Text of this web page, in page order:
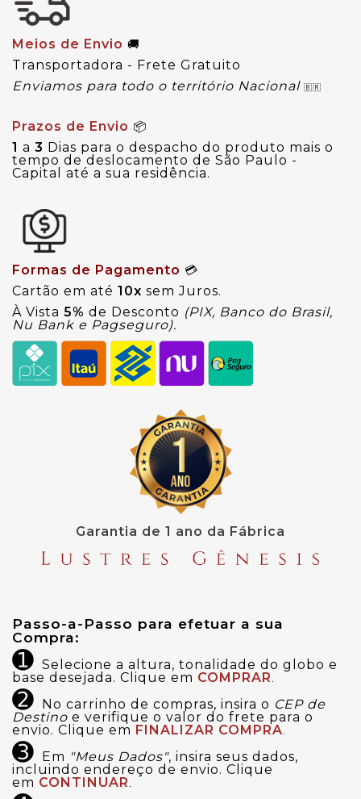
Meios de Envio 🚚
Transportadora - Frete Gratuito
Enviamos para todo o território Nacional 🇧🇷
Prazos de Envio 📦
1 a 3 Dias para o despacho do produto mais o
tempo de deslocamento de São Paulo -
Capital até a sua residência.
Formas de Pagamento 💳
Cartão em até 10x sem Juros.
À Vista 5% de Desconto (PIX, Banco do Brasil,
Nu Bank e Pagseguro).
Garantia de 1 ano da Fábrica
Passo-a-Passo para efetuar a sua
Compra:
➊ Selecione a altura, tonalidade do globo e
base desejada. Clique em COMPRAR
➋ No carrinho de compras, insira o CEP de
Destino e verifique o valor do frete para o
envio. Clique em FINALIZAR COMPRA
➌ Em "Meus Dados", insira seus dados,
incluindo endereço de envio. Clique
em CONTINUAR